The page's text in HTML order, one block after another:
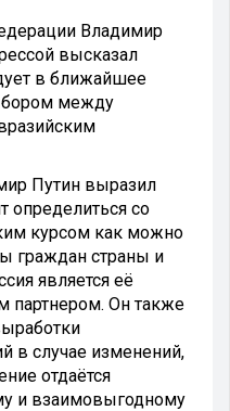
Владимир
высказал
в ближайшее
между
Путин выразил
определиться со
курсом как можно
граждан страны и
является её
партнером. Он также
в случае изменений,
отдаётся
и взаимовыгодному